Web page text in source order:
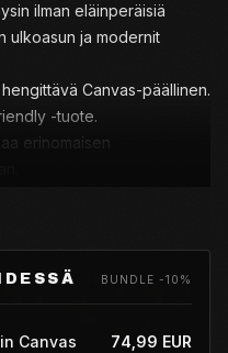
ilman eläinperäisiä
ulkoasun ja modernit
Canvas-päällinen.
-tuote.
erinomaisen
säilyttävä PU-
BUNDLE -10%
Canvas 74,99 EUR